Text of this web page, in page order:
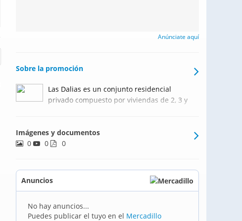
Anúnciate aquí
Sobre la promoción
Las Dalias es un conjunto residencial
privado compuesto por viviendas de 2, 3 y
comunitaria con piscina. Está ubicada en
la calle Juan Pablo II, rodeada de todos los
Imágenes y documentos
0
0 0
Anuncios
No hay anuncios...
Puedes publicar el tuyo en el Mercadillo